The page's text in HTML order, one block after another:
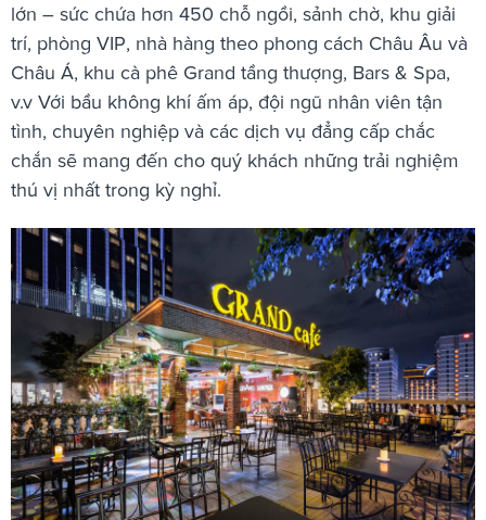
lớn – sức chứa hơn 450 chỗ ngồi, sảnh chờ, khu giải
trí, phòng VIP, nhà hàng theo phong cách Châu Âu và
Châu Á, khu cà phê Grand tầng thượng, Bars & Spa,
v.v Với bầu không khí ấm áp, đội ngũ nhân viên tận
tình, chuyên nghiệp và các dịch vụ đẳng cấp chắc
chắn sẽ mang đến cho quý khách những trải nghiệm
thú vị nhất trong kỳ nghỉ.